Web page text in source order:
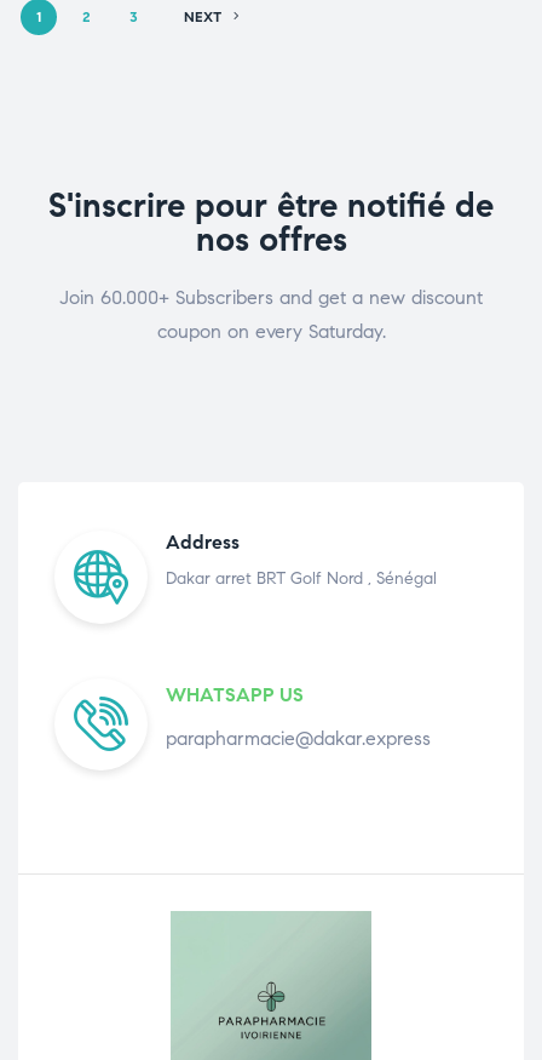
1 2 3 NEXT
S'inscrire pour être notifié de
nos offres
Join 60.000+ Subscribers and get a new discount
coupon on every Saturday.
Address
Dakar arret BRT Golf Nord , Sénégal
WHATSAPP US
parapharmacie@dakar.express